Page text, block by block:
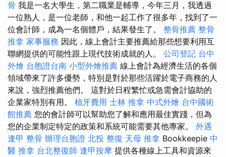
骨 我是一名大學生，第二職業是輔導，今年三月，我透過
一位熟人，是一位老師，和他一起工作了很多年，找到了一
位會計師，成為一名個體戶，結果發生了。 整骨推薦 整骨
推拿 家事服務 因此，線上會計主要推薦給那些想要利用互
聯網提供的可能性跟上現代技術成就的人。 公司登記 台中
外燴 台胞證台南 小型外燴推薦 線上會計為經濟生活的各個
領域帶來了許多優勢，特別是對於那些活躍於電子商務的人
來說，強烈推薦他們。 這對於日程繁忙或急需會計協助的
企業家特別有用。 植牙費用 士林 推拿 中式外燴 台中國術
館推薦 您的會計師可以幫助您了解和應用最佳實踐，但為
您的企業制定特定的政策和系統可能需要其他專家。 外遇
逢甲 整骨 辦理台胞證 北投 整復 天母 推拿 Bookkeepie 中
醫 推拿 台北整復師 逢甲按摩 提供各種線上工具和資源來